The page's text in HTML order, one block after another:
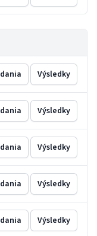
Výsledky
Výsledky
Výsledky
Výsledky
Výsledky